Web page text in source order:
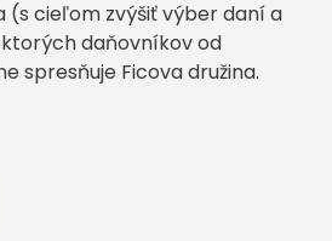
(s cieľom zvýšiť výber daní a
daňovníkov od
spresňuje Ficova družina.